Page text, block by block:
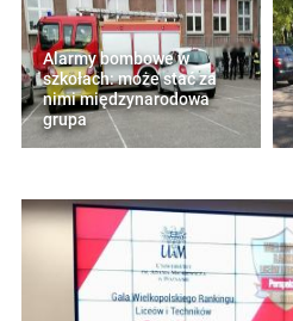
Alarmy bombowe w
szkołach: może stać za
nimi międzynarodowa
grupa